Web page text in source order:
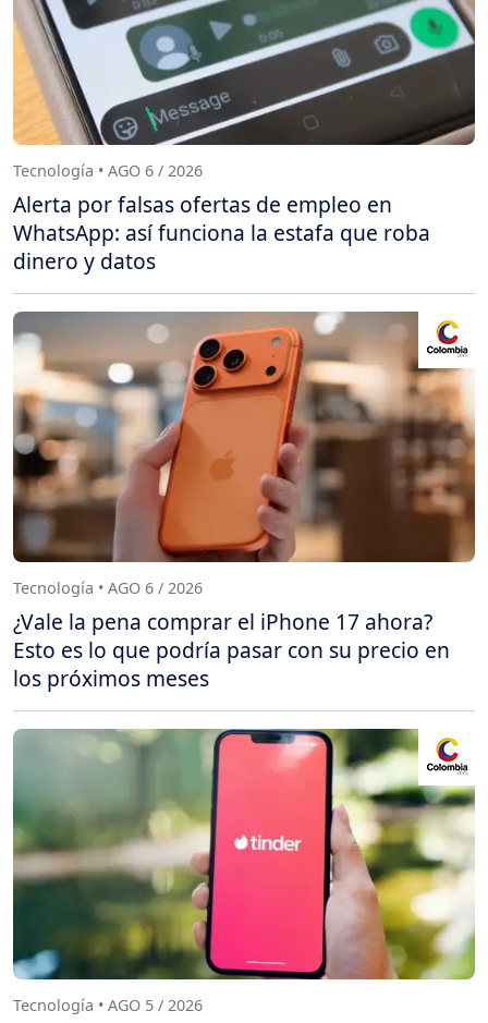
Tecnología • AGO 6 / 2026
Alerta por falsas ofertas de empleo en
WhatsApp: así funciona la estafa que roba
dinero y datos
Tecnología • AGO 6 / 2026
¿Vale la pena comprar el iPhone 17 ahora?
Esto es lo que podría pasar con su precio en
los próximos meses
Tecnología • AGO 5 / 2026